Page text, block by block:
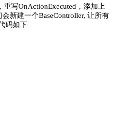
写OnActionExecuted，添加上
新建一个BaseController, 让所有
码如下